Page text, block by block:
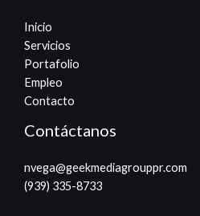
Inicio
Servicios
Portafolio
Empleo
Contacto
Contáctanos
nvega@geekmediagrouppr.com​
(939) 335-8733